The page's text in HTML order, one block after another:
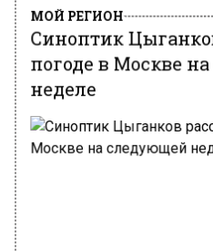
МОЙ РЕГИОН
Синоптик
погоде в Москве
неделе